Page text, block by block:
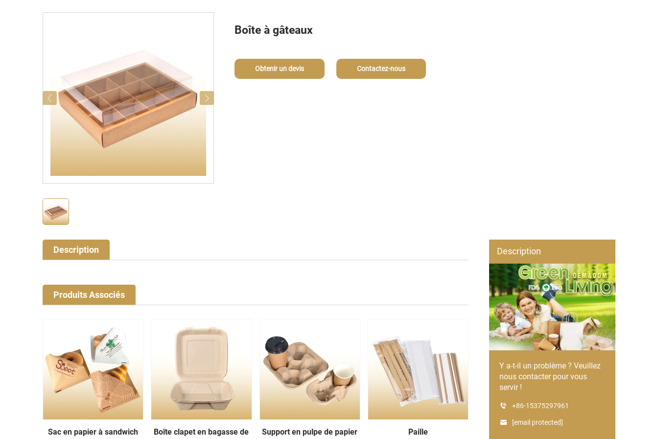
Boîte à gâteaux
Obtenir un devis Contactez-nous
Description
Y a-t-il un problème ? Veuillez
nous contacter pour vous
servir !
+86-15375297961
[email protected]
Description
Produits Associés
Sac en papier à sandwich
Boîte clapet en bagasse de
Support en pulpe de papier Paille